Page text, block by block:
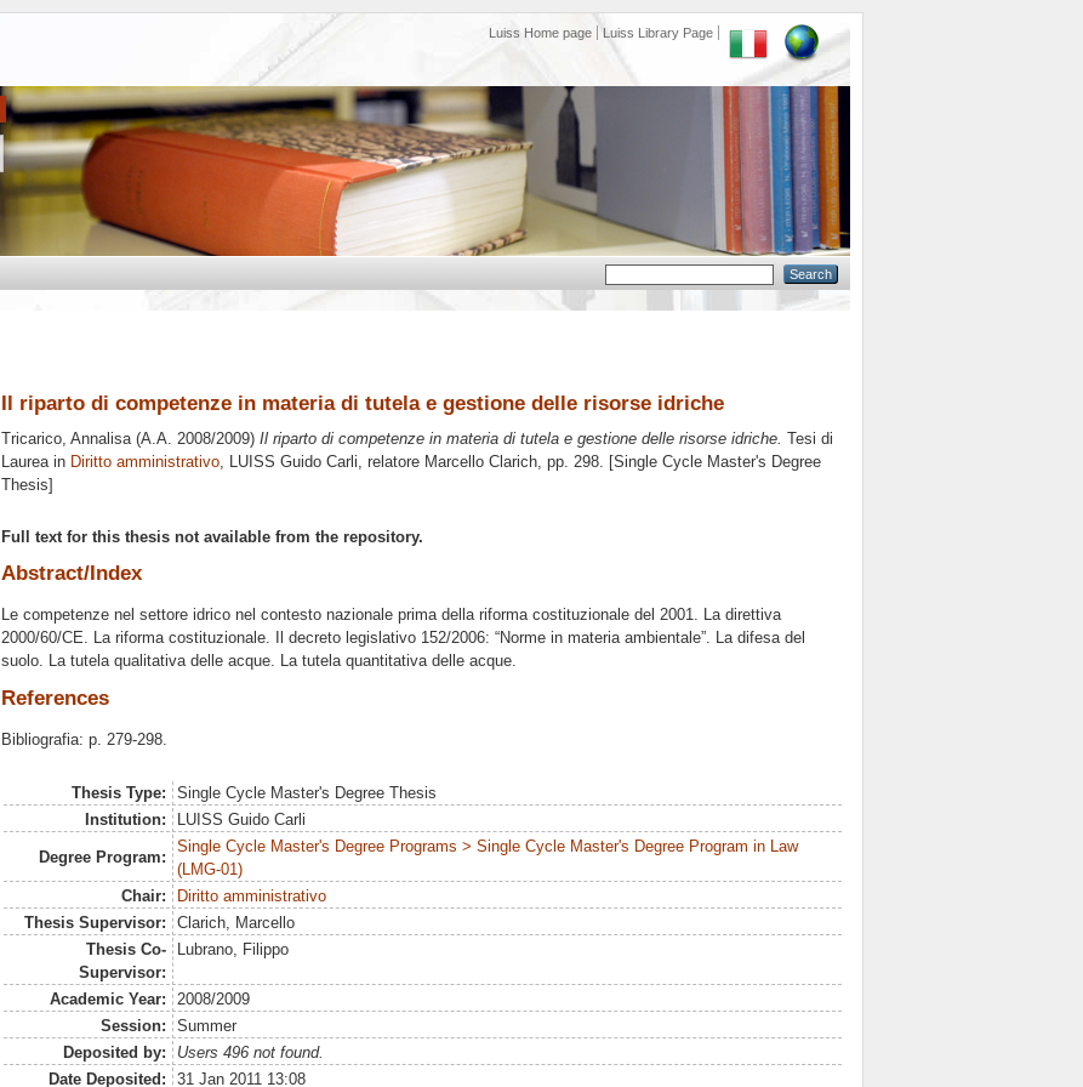
Luiss Home page Luiss Library Page
Il riparto di competenze in materia di tutela e gestione delle risorse idriche
Tricarico, Annalisa(A.A. 2008/2009) Il riparto di competenze in materia di tutela e gestione delle risorse idriche. Tesi di
Laurea in Diritto amministrativo, LUISS Guido Carli, relatore Marcello Clarich, pp. 298. [Single Cycle Master's Degree
Thesis]
Full text for this thesis not available from the repository.
Abstract/Index
Le competenze nel settore idrico nel contesto nazionale prima della riforma costituzionale del 2001. La direttiva
2000/60/CE. La riforma costituzionale. Il decreto legislativo 152/2006: “Norme in materia ambientale”. La difesa del
suolo. La tutela qualitativa delle acque. La tutela quantitativa delle acque.
References
Bibliografia: p. 279-298.
Thesis Type:
Single Cycle Master's Degree Thesis
Institution:
LUISS Guido Carli
Degree Program:
Single Cycle Master's Degree Programs > Single Cycle Master's Degree Program in Law
(LMG-01)
Chair:
Diritto amministrativo
Thesis Supervisor:
Clarich, Marcello
Thesis Co-
Supervisor:
Lubrano, Filippo
Academic Year:
2008/2009
Session:
Summer
Deposited by:
Users 496 not found.
Date Deposited:
31 Jan 2011 13:08